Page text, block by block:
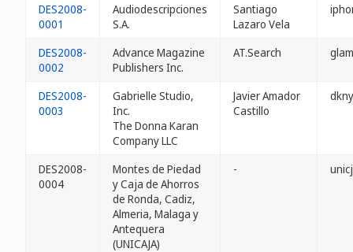
DES2008-
0001
Audiodescripciones
S.A.
Santiago
Lazaro Vela
DES2008-
0002
Advance Magazine
Publishers Inc.
AT.Search
DES2008-
0003
Gabrielle Studio,
Inc.
The Donna Karan
Company LLC
Javier Amador
Castillo
DES2008-
0004
Montes de Piedad
y Caja de Ahorros
de Ronda, Cadiz,
Almeria, Malaga y
Antequera
(UNICAJA)
-